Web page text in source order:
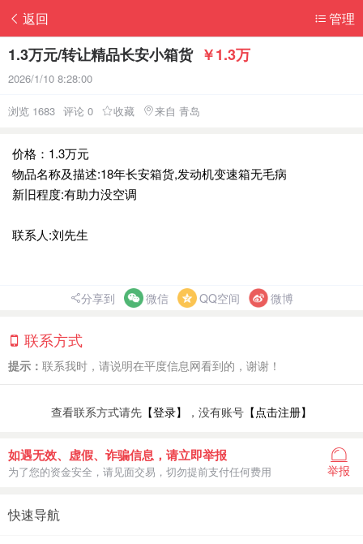
返回 管理
1.3万元/转让精品长安小箱货 ￥1.3万
2026/1/10 8:28:00
浏览 1683 评论 0 收藏 来自 青岛
价格：1.3万元
物品名称及描述:18年长安箱货,发动机变速箱无毛病
新旧程度:有助力没空调
联系人:刘先生
分享到 微信 QQ空间 微博
联系方式
提示： 联系我时，请说明在平度信息网看到的，谢谢！
查看联系方式请先 【登录】 ，没有账号 【点击注册】
如遇无效、虚假、诈骗信息，请立即举报
为了您的资金安全，请见面交易，切勿提前支付任何费用 举报
快速导航